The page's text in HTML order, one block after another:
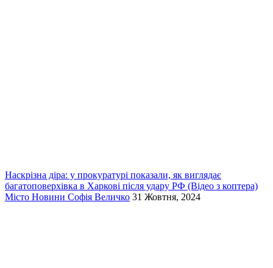
Наскрізна діра: у прокуратурі показали, як виглядає
багатоповерхівка в Харкові після удару РФ (Відео з коптера)
Місто Новини Софія Величко 31 Жовтня, 2024